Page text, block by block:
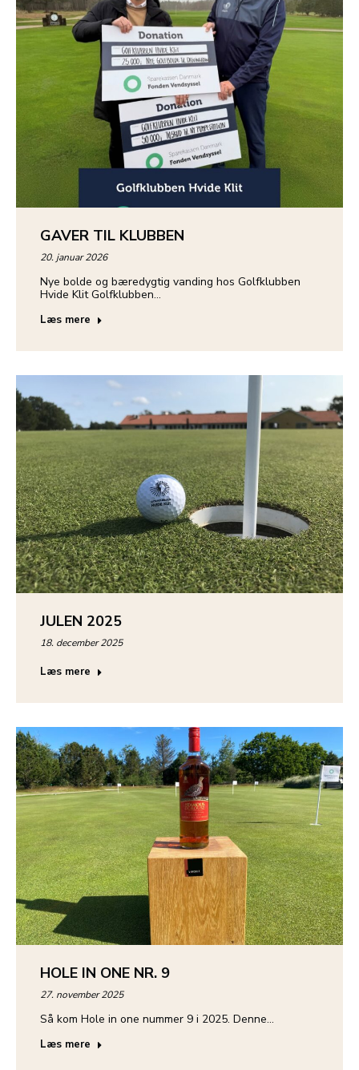
GAVER TIL KLUBBEN
20. januar 2026
Nye bolde og bæredygtig vanding hos Golfklubben
Hvide Klit Golfklubben…
Læs mere
JULEN 2025
18. december 2025
Læs mere
HOLE IN ONE NR. 9
27. november 2025
Så kom Hole in one nummer 9 i 2025. Denne…
Læs mere